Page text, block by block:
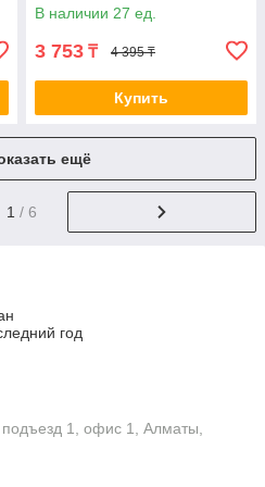
В наличии 27 ед.
3 753 ₸ 4 395 ₸
Купить
ещё
1 / 6
год
1, офис 1, Алматы,